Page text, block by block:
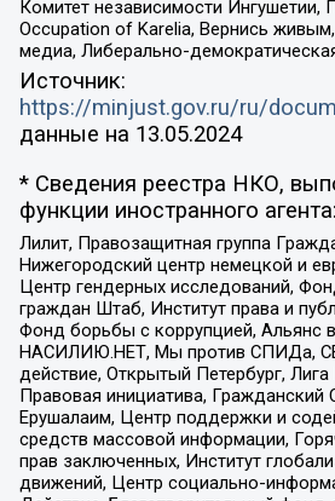
Комитет независимости Ингушетии,
Occupation of Karelia, Вернись
медиа, Либерально-
Источник:
https://minjust.gov.ru/ru/
данные на 13.05.2024
* Сведения реестра НКО,
функции иностранного агента:
Лилит, Правозащитная группа
Нижегородский центр немецкой и
Центр гендерных исследований,
граждан Штаб, Институт права и
Фонд борьбы с коррупцией, Альянс
НАСИЛИЮ.НЕТ, Мы против СПИДа,
действие, Открытый Петербург, Лига
Правовая инициатива, Гражданский
Ерушалаим, Центр поддержки и
средств массовой информации,
прав заключенных, Институт
движений, Центр социально-